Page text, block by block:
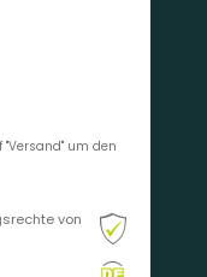
"Versand" um den
von